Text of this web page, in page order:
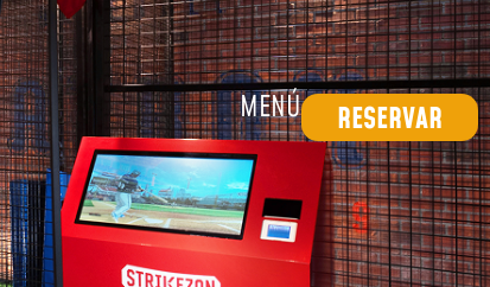
RESERVAR
MENÚ